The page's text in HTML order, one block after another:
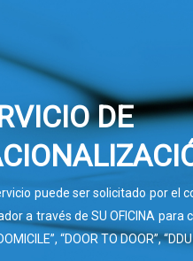
DE
puede ser solicitado por el
a través de SU OFICINA para
“DOOR TO DOOR”,